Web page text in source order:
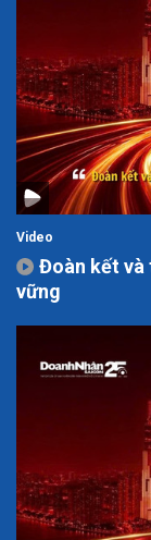
Video
Đoàn kết và
vững